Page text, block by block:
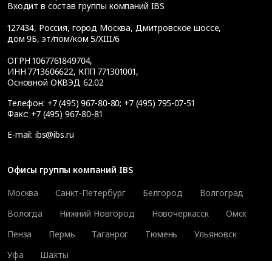
Входит в состав группы компаний IBS
127434, Россия, город Москва, Дмитровское шоссе,
дом 9Б, эт/пом/ком 5/XIII/6
ОГРН 1067761849704,
ИНН 7713606622, КПП 771301001,
Основной ОКВЭД 62.02
Телефон: +7 (495) 967-80-80; +7 (495) 795-07-51
Факс: +7 (495) 967-80-81
E-mail: ibs@ibs.ru
Офисы группы компаний IBS
Москва
Санкт-Петербург Белгород
Волгоград
Вологда
Нижний Новгород Новочеркасск
Омск
Пенза
Пермь Таганрог Тюмень
Ульяновск
Уфа
Шахты